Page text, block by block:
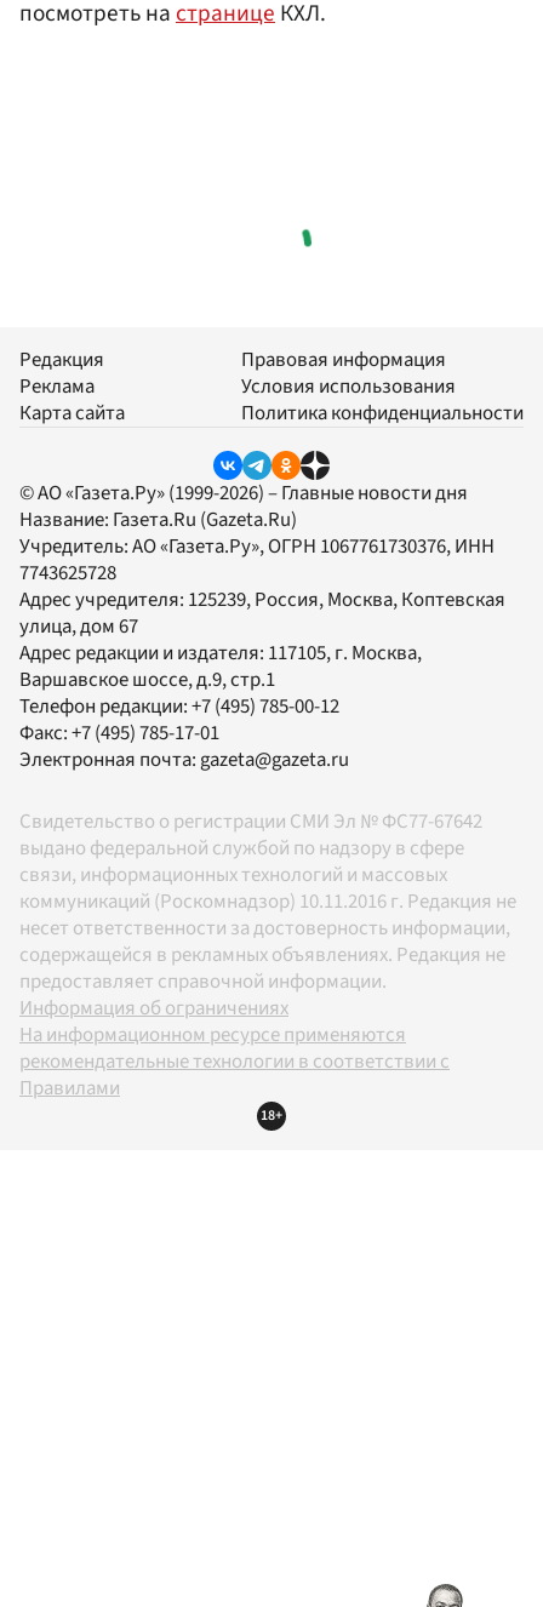
посмотреть настраницеКХЛ.
Редакция
Реклама
Карта сайта
Правовая информация
Условия использования
Политика конфиденциальности
© АО «Газета.Ру» (1999-2026) – Главные новости дня
Название: Газета.Ru (Gazeta.Ru)
Учредитель:АО «Газета.Ру», ОГРН 1067761730376, ИНН
7743625728
Адрес учредителя: 125239, Россия, Москва, Коптевская
улица, дом 67
Адрес редакции и издателя: 117105, г. Москва,
Варшавское шоссе, д.9, стр.1
Телефон редакции:+7 (495) 785-00-12
Факс:+7 (495) 785-17-01
Электронная почта:gazeta@gazeta.ru
Свидетельство о регистрации СМИ Эл № ФС77-67642
выдано федеральной службой по надзору в сфере
связи, информационных технологий и массовых
коммуникаций (Роскомнадзор) 10.11.2016 г. Редакция не
несет ответственности за достоверность информации,
содержащейся в рекламных объявлениях. Редакция не
предоставляет справочной информации.
Информация об ограничениях
На информационном ресурсе применяются
рекомендательные технологии в соответствии с
Правилами
18+